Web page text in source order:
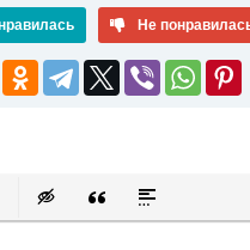
Не
список
смайлик
Вставка скрытого текста
Вставка цитаты
Вставка